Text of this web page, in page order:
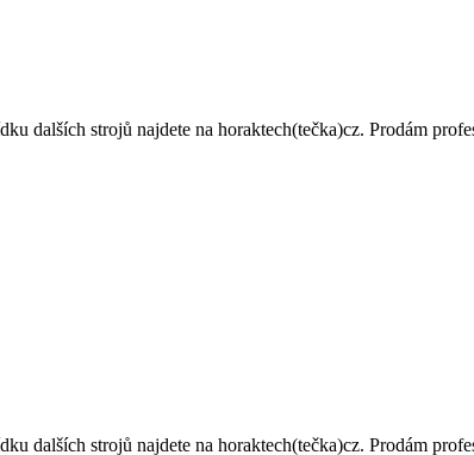
dalších strojů najdete na horaktech(tečka)cz. Prodám
dalších strojů najdete na horaktech(tečka)cz. Prodám